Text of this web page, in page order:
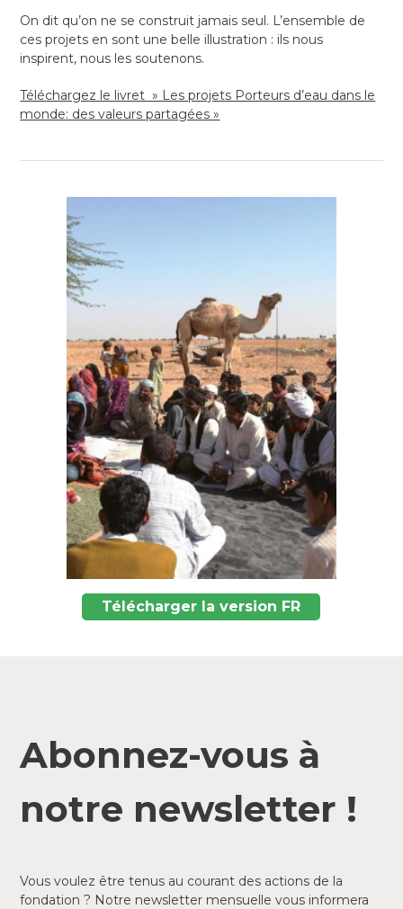
Télécharger la version FR
On dit qu’on ne se construit jamais seul. L’ensemble de
ces projets en sont une belle illustration : ils nous
inspirent, nous les soutenons.
Téléchargez le livret » Les projets Porteurs d’eau dans le
monde: des valeurs partagées »
Abonnez-vous à
notre newsletter !
Vous voulez être tenus au courant des actions de la
fondation ? Notre newsletter mensuelle vous informera